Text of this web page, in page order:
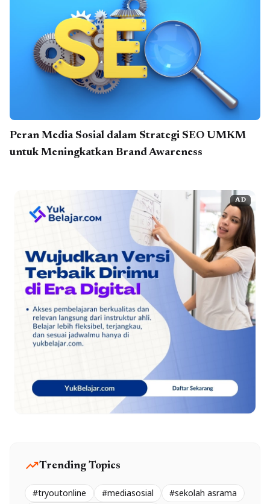
Peran Media Sosial dalam Strategi SEO UMKM
untuk Meningkatkan Brand Awareness
AD
trending_upTrending Topics
#tryoutonline #mediasosial
#sekolah asrama